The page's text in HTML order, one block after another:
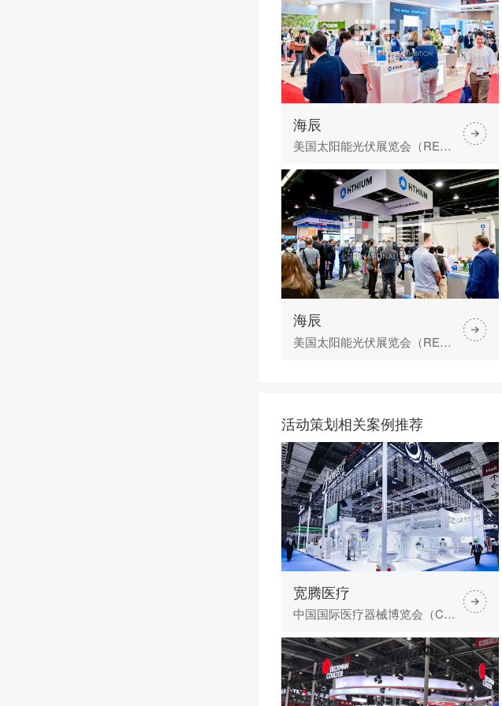
海辰
美国太阳能光伏展览会（RE+）
海辰
美国太阳能光伏展览会（RE+）
活动策划相关案例推荐
宽腾医疗
中国国际医疗器械博览会（CMEF）